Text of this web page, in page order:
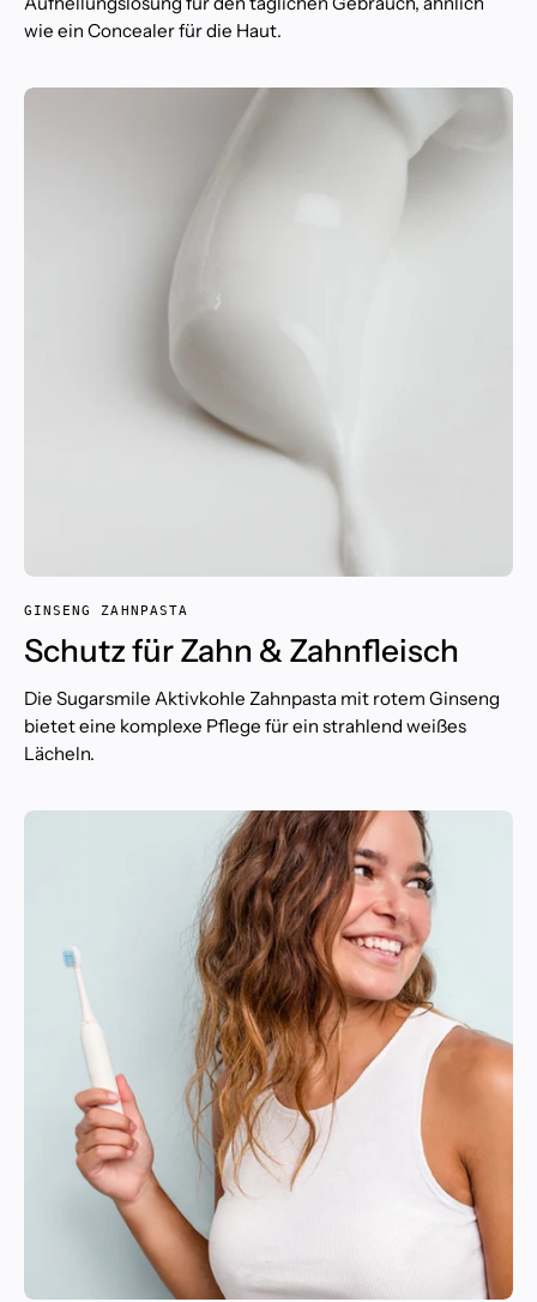
wie ein Concealer für die Haut.
GINSENG ZAHNPASTA
Schutz für Zahn & Zahnfleisch
Die Sugarsmile Aktivkohle Zahnpasta mit rotem Ginseng
bietet eine komplexe Pflege für ein strahlend weißes
Lächeln.